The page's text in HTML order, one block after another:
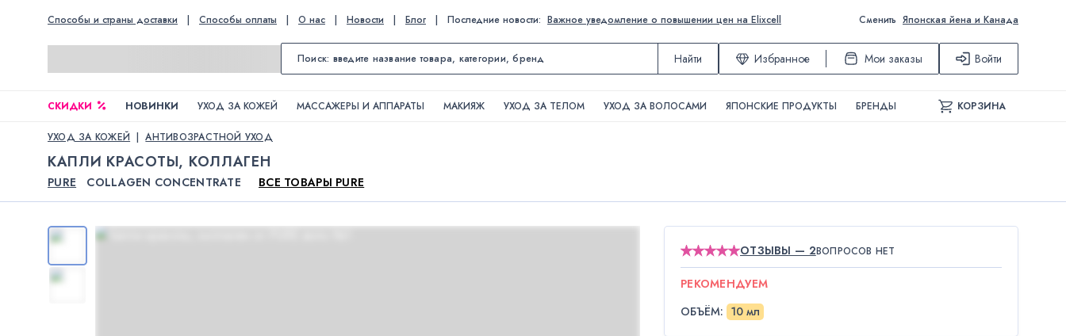
Способы и страны доставки | Способы оплаты | О нас | Новости | Блог | Последние новости: Важное уведомление о повышении цен на Elixcell Сменить Японская йена и Канада
Найти Избранное Мои заказы Войти
СКИДКИ НОВИНКИ УХОД ЗА КОЖЕЙ МАССАЖЕРЫ И АППАРАТЫ МАКИЯЖ УХОД ЗА ТЕЛОМ УХОД ЗА ВОЛОСАМИ ЯПОНСКИЕ ПРОДУКТЫ БРЕНДЫ КОРЗИНА
УХОД ЗА КОЖЕЙ АНТИВОЗРАСТНОЙ УХОД
КАПЛИ КРАСОТЫ, КОЛЛАГЕН
PURE COLLAGEN CONCENTRATE ВСЕ ТОВАРЫ PURE
ОТЗЫВЫ — 2ВОПРОСОВ НЕТ
РЕКОМЕНДУЕМ
ОБЪЁМ: 10 мл